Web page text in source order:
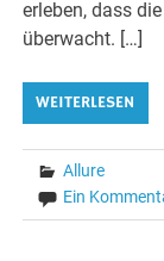
erleben, dass
überwacht. […]
WEITERLESEN
Allure
Ein